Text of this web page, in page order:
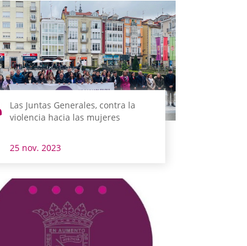
Las Juntas Generales, contra la
violencia hacia las mujeres
25 nov. 2023